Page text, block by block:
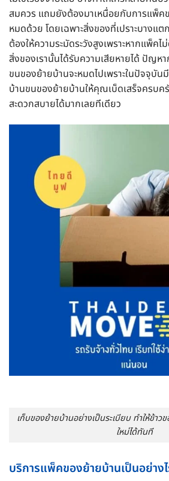
สมควร แถมยังต้องมาเหนื่อยกับการแพ็ค
หมดด้วย โดยเฉพาะสิ่งของที่เปราะบางแ
ต้องให้ความระมัดระวังสูงเพราะหากแพ็ค
สิ่งของเรานั้นได้รับความเสียหายได้ ปัญห
ขนของย้ายบ้านจะหมดไปเพราะในปัจจุบั
บ้านขนของย้ายบ้านให้คุณเบ็ดเสร็จครบค
สะดวกสบายได้มากเลยทีเดียว
เก็บของย้ายบ้านอย่างเป็นระเบียบ ทำให้ข้าว
ใหม่ได้ทันที
บริการแพ็คของย้ายบ้านเป็นอย่าง